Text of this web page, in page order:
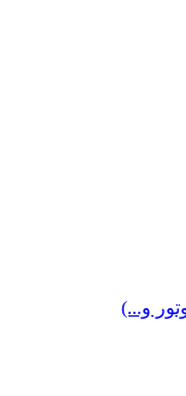
و...)